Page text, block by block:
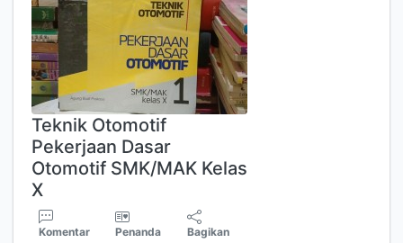
Teknik Otomotif
Pekerjaan Dasar
Otomotif SMK/MAK Kelas
X
Komentar Penanda Bagikan